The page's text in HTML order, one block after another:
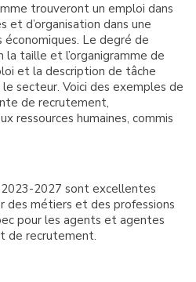
trouveront un emploi dans
et d’organisation dans une
Le degré de
la taille et l’organigramme de
et la description de tâche
secteur. Voici des exemples de
de recrutement,
ressources humaines, commis
2027 sont excellentes
des métiers et des professions
pour les agents et agentes
de recrutement.